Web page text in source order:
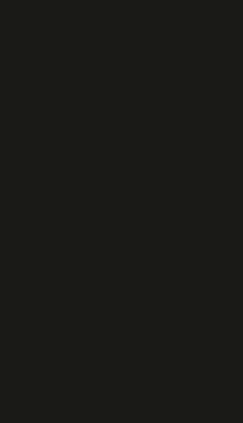
(zero ponto) frear a
dois jogos.